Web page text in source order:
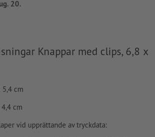
20.
Knappar med clips, 6,8 x
5,4 cm
cm
vid upprättande av tryckdata: